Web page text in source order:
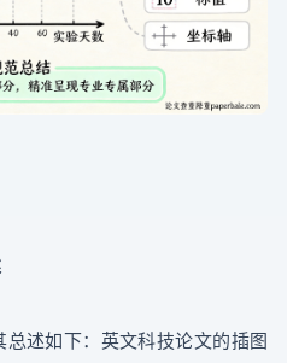
述如下：英文科技论文的插图